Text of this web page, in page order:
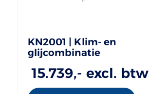
KN2001 | Klim- en
glijcombinatie
15.739,- excl. btw